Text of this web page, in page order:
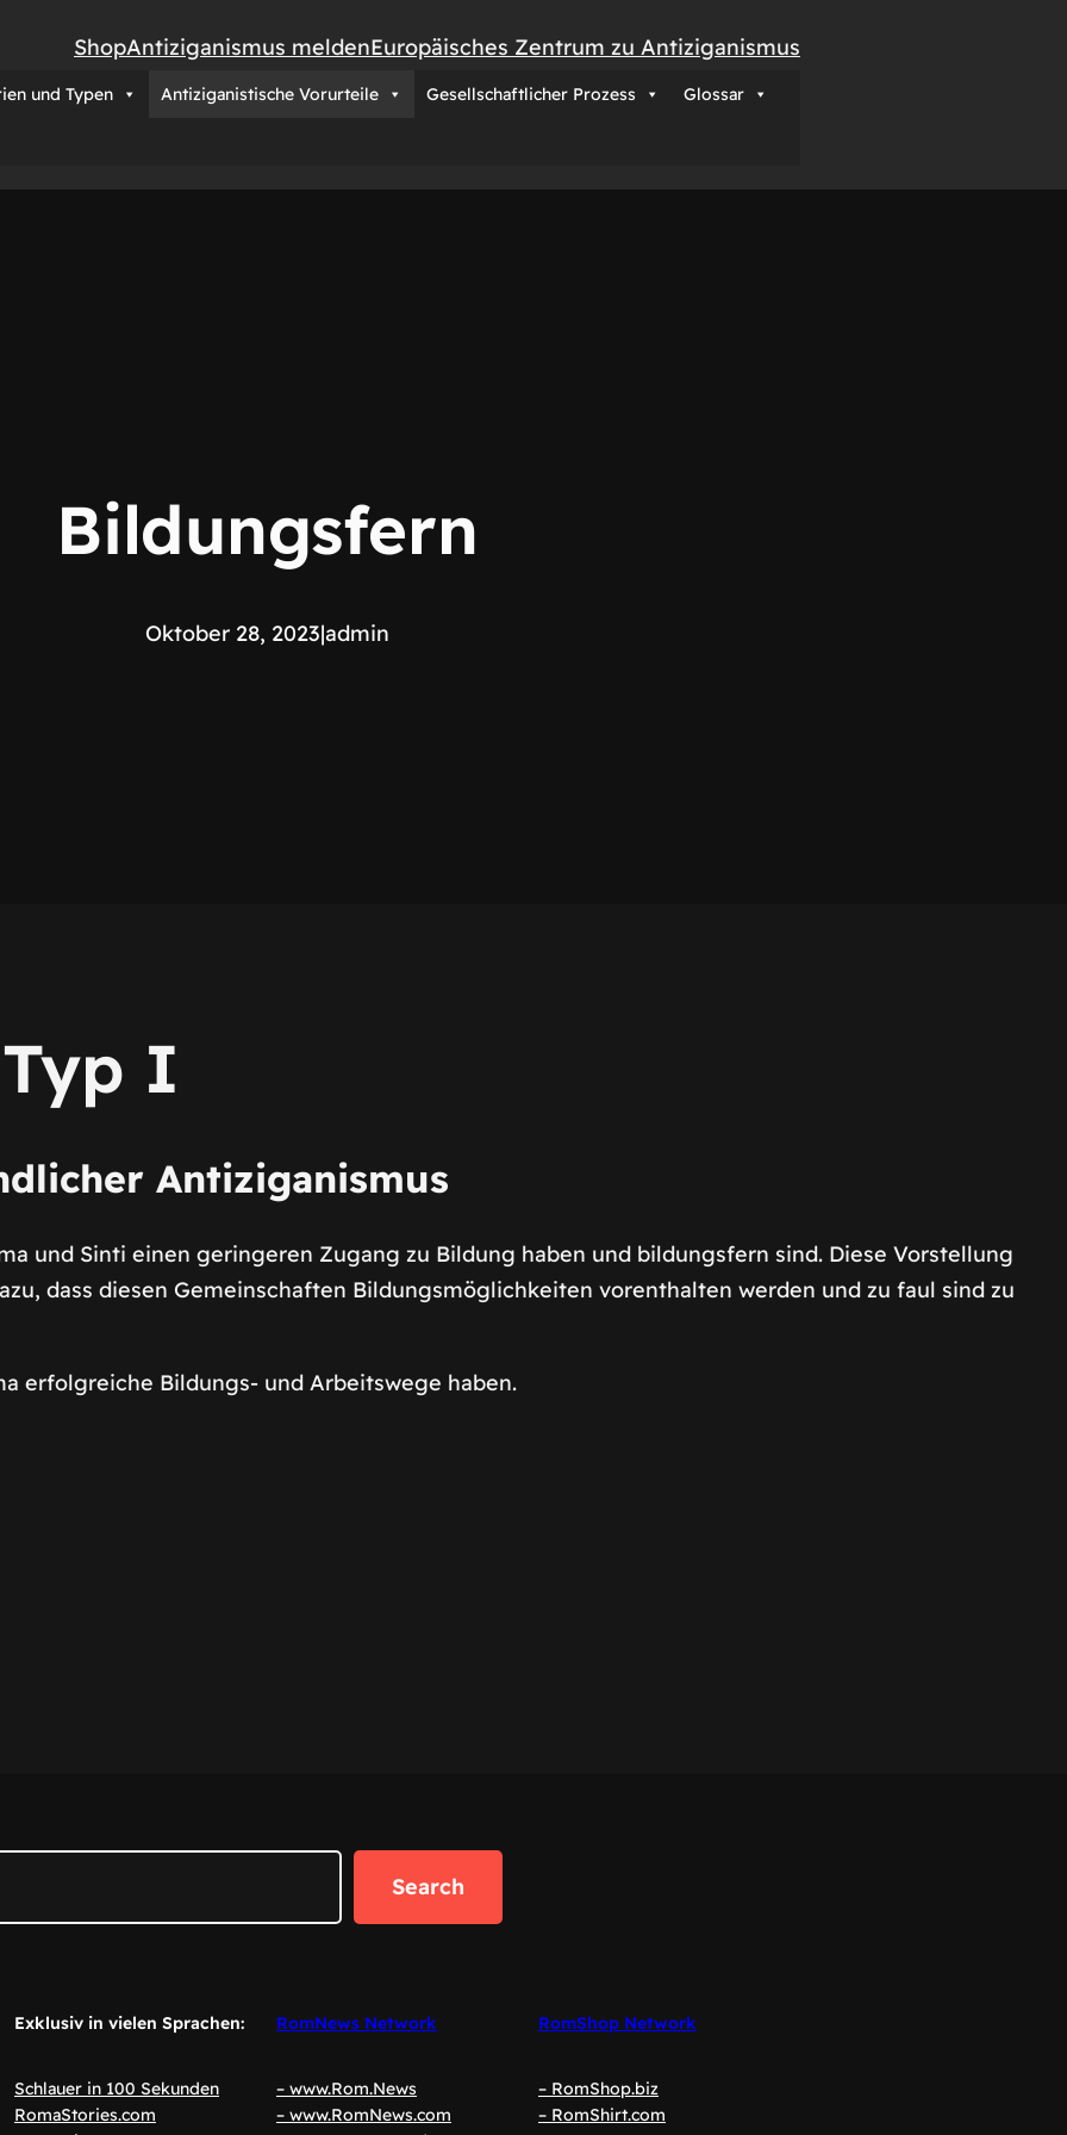
ShopAntiziganismus meldenEuropäisches Zentrum zu Antiziganismus
und Typen Antiziganistische Vorurteile Gesellschaftlicher Prozess Glossar
Bildungsfern
Oktober 28, 2023|admin
I
Antiziganismus
und Sinti einen geringeren Zugang zu Bildung haben und bildungsfern sind. Diese Vorstellung
dass diesen Gemeinschaften Bildungsmöglichkeiten vorenthalten werden und zu faul sind zu
erfolgreiche Bildungs- und Arbeitswege haben.
Search
Exklusiv in vielen Sprachen:
Schlauer in 100 Sekunden
RomaStories.com
RomNews Network
– www.Rom.News
– www.RomNews.com
RomShop Network
– RomShop.biz
– RomShirt.com